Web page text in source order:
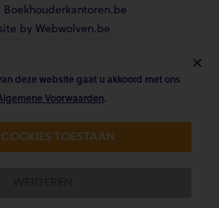
Boekhouderkantoren.be
by Webwolven.be
  
klantbeoordeling
& 4.9/5 op google
deze website gaat u akkoord met ons
Voorwaarden.
TOESTAAN